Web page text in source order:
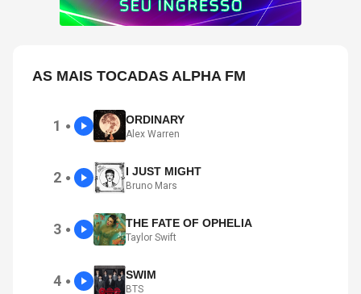
AS MAIS TOCADAS ALPHA FM
1 ● ORDINARY
Alex Warren
2 ● I JUST MIGHT
Bruno Mars
3 ● THE FATE OF OPHELIA
Taylor Swift
4 ● SWIM
BTS